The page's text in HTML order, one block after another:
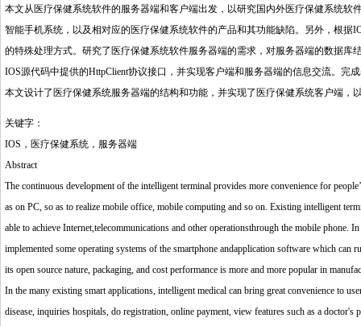
本文从医疗保健系统软件的服务器端和客户端出发，以研究国内外医疗保健系统
智能手机系统，以及相对应的医疗保健系统软件的产品和其功能缺陷。另外，根
的特殊处理方式。研究了医疗保健系统软件服务器端的需求，对服务器端的数据
IOS源代码中提供的HttpClient协议接口，并实现客户端和服务器端的信息交流。完
本文设计了医疗保健系统服务器端的结构和功能，并实现了医疗保健系统客户端
关键字：
IOS，医疗保健系统，服务器端
Abstract
The continuous development of the intelligent terminal provides more convenience for
as on PC, so as to realize mobile office, mobile computing and so on. Existing intelligent
able to achieve Internet,telecommunications and other operationsthrough the mobile phone.
implemented some operating systems of the smartphone andapplication software which
its open source nature, packaging, and cost performance is more and more popular in
In the many existing smart applications, intelligent medical can bring great convenience to
disease, inquiries hospitals, do registration, online payment, view features such as a